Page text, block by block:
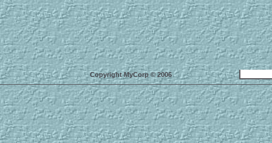
Copyright MyCorp © 2006